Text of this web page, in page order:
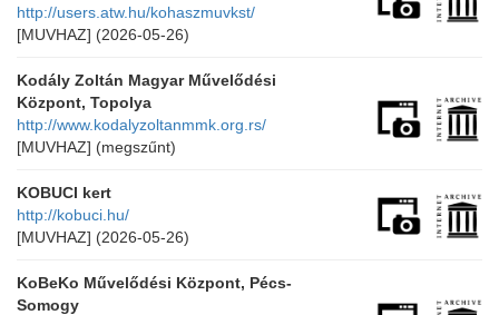
http://users.atw.hu/kohaszmuvkst/
[MUVHAZ] (2026-05-26)
Kodály Zoltán Magyar Művelődési
Központ, Topolya
http://www.kodalyzoltanmmk.org.rs/
[MUVHAZ] (megszűnt)
KOBUCI kert
http://kobuci.hu/
[MUVHAZ] (2026-05-26)
KoBeKo Művelődési Központ, Pécs-
Somogy